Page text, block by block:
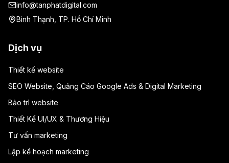
info@tanphatdigital.com
Bình Thạnh, TP. Hồ Chí Minh
Dịch vụ
Thiết kế website
SEO Website, Quảng Cáo Google Ads & Digital Marketing
Bảo trì website
Thiết Kế UI/UX & Thương Hiệu
Tư vấn marketing
Lập kế hoạch marketing